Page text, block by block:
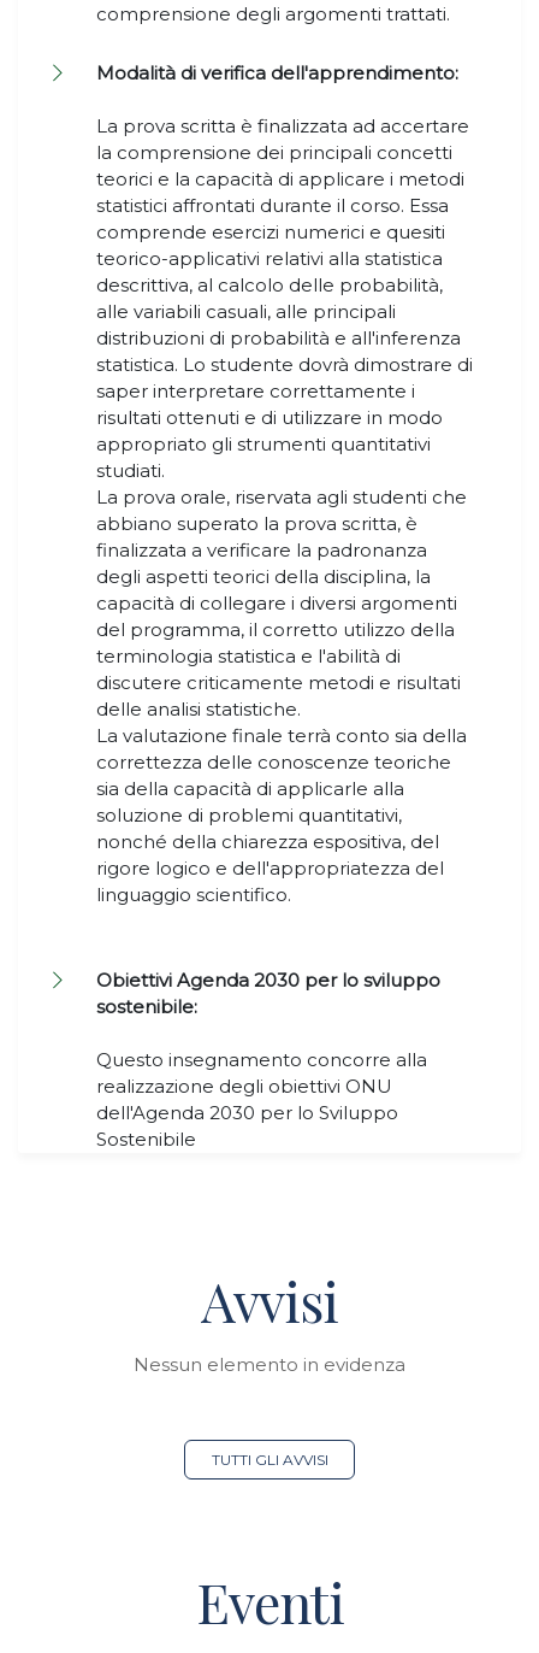
comprensione degli argomenti trattati.
Modalità di verifica dell'apprendimento:
La prova scritta è finalizzata ad accertare
la comprensione dei principali concetti
teorici e la capacità di applicare i metodi
statistici affrontati durante il corso. Essa
comprende esercizi numerici e quesiti
teorico-applicativi relativi alla statistica
descrittiva, al calcolo delle probabilità,
alle variabili casuali, alle principali
distribuzioni di probabilità e all'inferenza
statistica. Lo studente dovrà dimostrare di
saper interpretare correttamente i
risultati ottenuti e di utilizzare in modo
appropriato gli strumenti quantitativi
studiati.
La prova orale, riservata agli studenti che
abbiano superato la prova scritta, è
finalizzata a verificare la padronanza
degli aspetti teorici della disciplina, la
capacità di collegare i diversi argomenti
del programma, il corretto utilizzo della
terminologia statistica e l'abilità di
discutere criticamente metodi e risultati
delle analisi statistiche.
La valutazione finale terrà conto sia della
correttezza delle conoscenze teoriche
sia della capacità di applicarle alla
soluzione di problemi quantitativi,
nonché della chiarezza espositiva, del
rigore logico e dell'appropriatezza del
linguaggio scientifico.
Obiettivi Agenda 2030 per lo sviluppo
sostenibile:
Questo insegnamento concorre alla
realizzazione degli obiettivi ONU
dell'Agenda 2030 per lo Sviluppo
Sostenibile
Avvisi
Nessun elemento in evidenza
TUTTI GLI AVVISI
Eventi